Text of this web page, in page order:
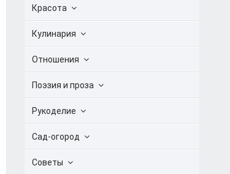
Красота
Кулинария
Отношения
Поэзия и проза
Рукоделие
Сад-огород
Советы